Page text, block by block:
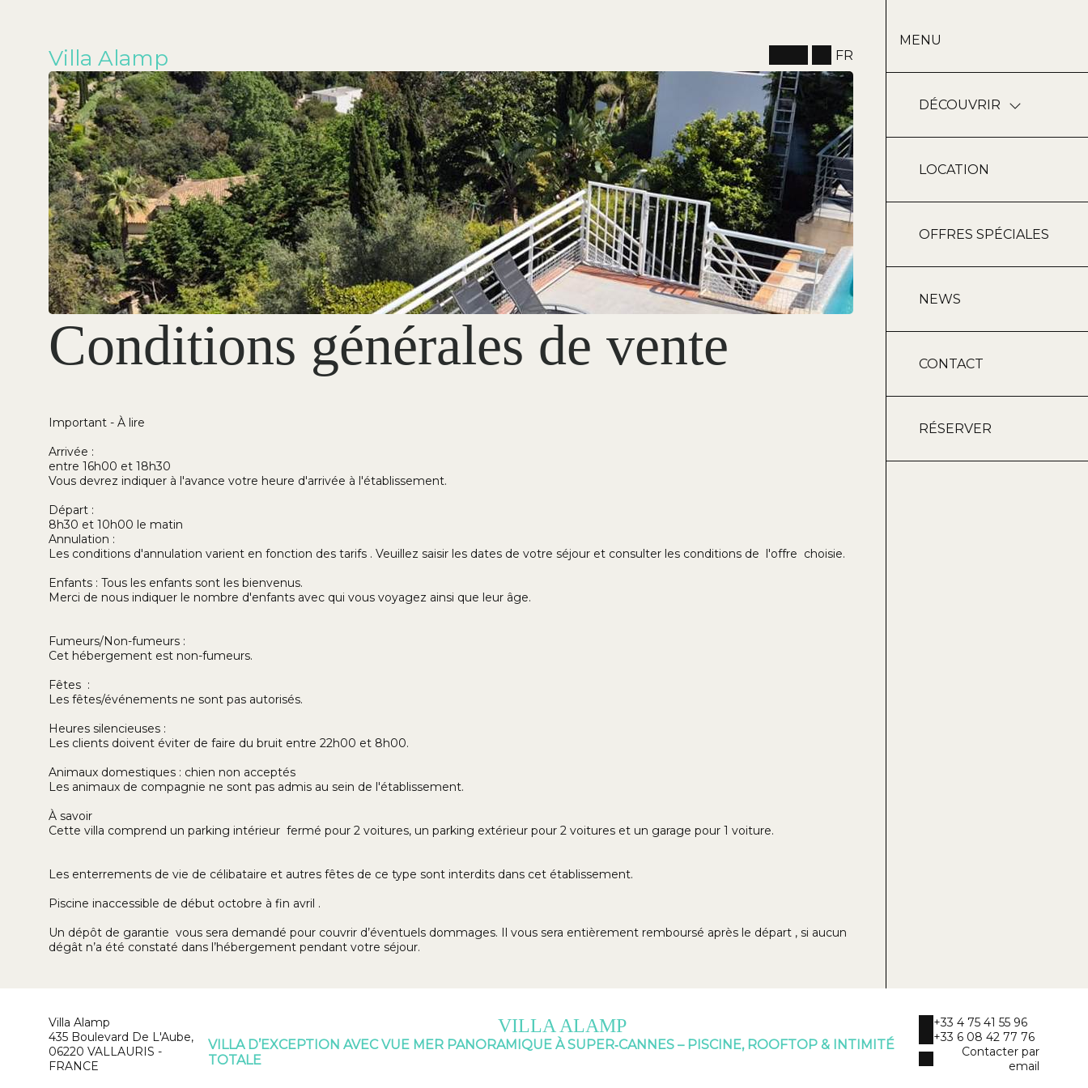
Villa Alamp FR
MENU
DÉCOUVRIR
LOCATION
OFFRES SPÉCIALES
NEWS
CONTACT
RÉSERVER
Conditions générales de vente
Important - À lire
Arrivée :
entre 16h00 et 18h30
Vous devrez indiquer à l'avance votre heure d'arrivée à l'établissement.
Départ :
8h30 et 10h00 le matin
Annulation :
Les conditions d'annulation varient en fonction des tarifs . Veuillez saisir les dates de votre séjour et consulter les conditions de l'offre choisie.
Enfants : Tous les enfants sont les bienvenus.
Merci de nous indiquer le nombre d'enfants avec qui vous voyagez ainsi que leur âge.
Fumeurs/Non-fumeurs :
Cet hébergement est non-fumeurs.
Fêtes :
Les fêtes/événements ne sont pas autorisés.
Heures silencieuses :
Les clients doivent éviter de faire du bruit entre 22h00 et 8h00.
Animaux domestiques : chien non acceptés
Les animaux de compagnie ne sont pas admis au sein de l'établissement.
À savoir
Cette villa comprend un parking intérieur fermé pour 2 voitures, un parking extérieur pour 2 voitures et un garage pour 1 voiture.
Les enterrements de vie de célibataire et autres fêtes de ce type sont interdits dans cet établissement.
Piscine inaccessible de début octobre à fin avril .
Un dépôt de garantie vous sera demandé pour couvrir d’éventuels dommages. Il vous sera entièrement remboursé après le départ , si aucun
dégât n’a été constaté dans l’hébergement pendant votre séjour.
Villa Alamp
435 Boulevard De L'Aube,
06220 VALLAURIS -
FRANCE
VILLA ALAMP
VILLA D’EXCEPTION AVEC VUE MER PANORAMIQUE À SUPER‑CANNES – PISCINE, ROOFTOP & INTIMITÉ
TOTALE
+33 4 75 41 55 96
+33 6 08 42 77 76
Contacter par
email